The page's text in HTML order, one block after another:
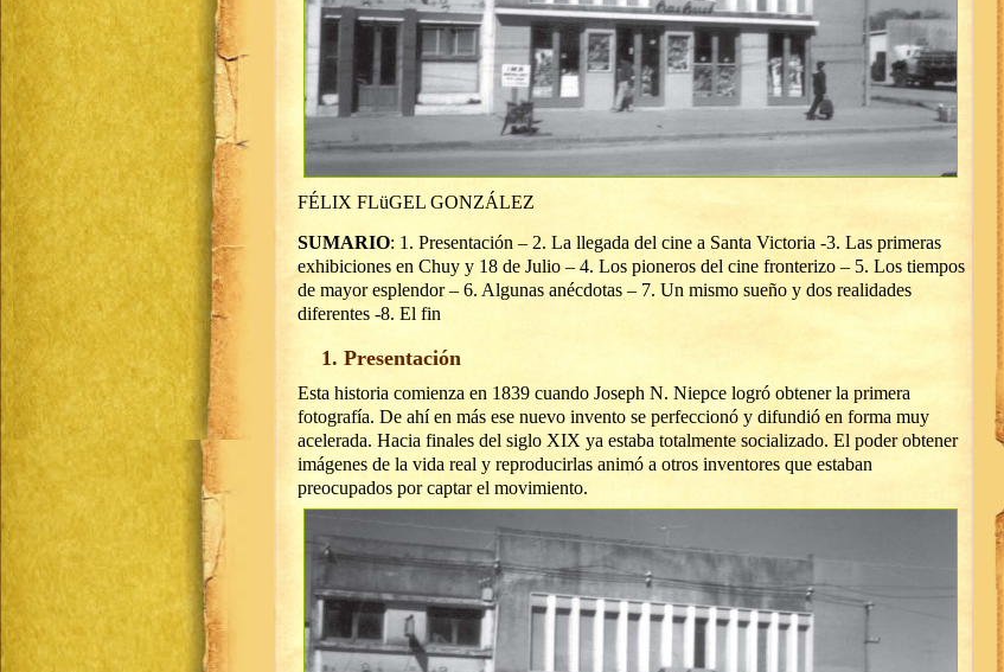
FÉLIX FLüGEL GONZÁLEZ
SUMARIO: 1. Presentación – 2. La llegada del cine a Santa Victoria -3. Las primeras
exhibiciones en Chuy y 18 de Julio – 4. Los pioneros del cine fronterizo – 5. Los tiempos
de mayor esplendor – 6. Algunas anécdotas – 7. Un mismo sueño y dos realidades
diferentes -8. El fin
1. Presentación
Esta historia comienza en 1839 cuando Joseph N. Niepce logró obtener la primera
fotografía. De ahí en más ese nuevo invento se perfeccionó y difundió en forma muy
acelerada. Hacia finales del siglo XIX ya estaba totalmente socializado. El poder obtener
imágenes de la vida real y reproducirlas animó a otros inventores que estaban
preocupados por captar el movimiento.